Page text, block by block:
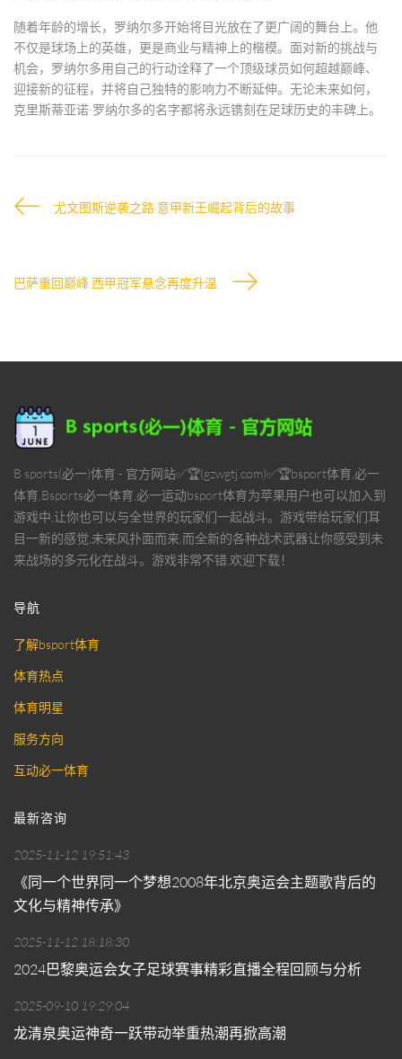
随着年龄的增长，罗纳尔多开始将目光放在了更广阔的舞台上。他
不仅是球场上的英雄，更是商业与精神上的楷模。面对新的挑战与
机会，罗纳尔多用自己的行动诠释了一个顶级球员如何超越巅峰、
迎接新的征程，并将自己独特的影响力不断延伸。无论未来如何，
克里斯蒂亚诺·罗纳尔多的名字都将永远镌刻在足球历史的丰碑上。
尤文图斯逆袭之路 意甲新王崛起背后的故事
巴萨重回巅峰 西甲冠军悬念再度升温
B sports(必一)体育 - 官方网站✅🏆(gzwgtj.com)✅🏆bsport体育,必一
体育,Bsports必一体育,必一运动bsport体育为苹果用户也可以加入到
游戏中,让你也可以与全世界的玩家们一起战斗。游戏带给玩家们耳
目一新的感觉,未来风扑面而来,而全新的各种战术武器让你感受到未
来战场的多元化在战斗。游戏非常不错,欢迎下载！
导航
了解bsport体育
体育热点
体育明星
服务方向
互动必一体育
最新咨询
2025-11-12 19:51:43
《同一个世界同一个梦想2008年北京奥运会主题歌背后的
文化与精神传承》
2025-11-12 18:18:30
2024巴黎奥运会女子足球赛事精彩直播全程回顾与分析
2025-09-10 19:29:04
龙清泉奥运神奇一跃带动举重热潮再掀高潮